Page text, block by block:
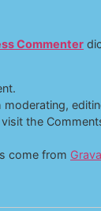
Commenter
the
come from